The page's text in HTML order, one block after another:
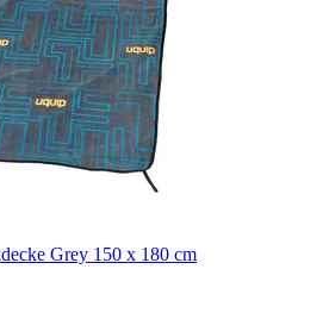
Grey 150 x 180 cm